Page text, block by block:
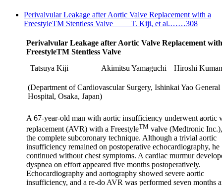
Perivalvular Leakage after Aortic Valve Replacement with a
FreestyleTM Stentless Valve T. Kiji, et al.……308
Perivalvular Leakage after Aortic Valve Replacement
FreestyleTM Stentless Valve
(Department of Cardiovascular Surgery, Ishinkai Yao General
Hospital, Osaka, Japan)
Tatsuya Kiji Akimitsu Yamaguchi Hiroshi
A 67-year-old man with aortic insufficiency underwent aortic
replacement (AVR) with a FreestyleTM valve (Medtronic
the complete subcoronary technique. Although a trivial aortic
insufficiency remained on postoperative echocardiography, he
continued without chest symptoms. A cardiac murmur
dyspnea on effort appeared five months postoperatively.
Echocardiography and aortography showed severe aortic
insufficiency, and a re-do AVR was performed seven months